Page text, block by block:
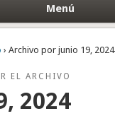
Menú
› Archivo por junio 19, 2024
EL ARCHIVO
2024